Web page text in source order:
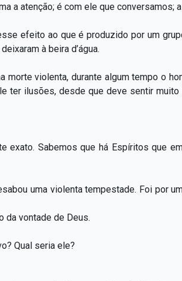
a atenção; é com ele que conversamos;
efeito ao que é produzido por um
à beira d’água.
morte violenta, durante algum tempo o
ter ilusões, desde que deve sentir
exato. Sabemos que há Espíritos que
uma violenta tempestade. Foi por
da vontade de Deus.
Qual seria ele?